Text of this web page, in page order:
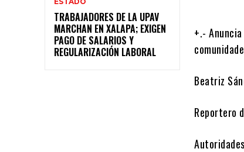
TRABAJADORES DE LA UPAV
MARCHAN EN XALAPA; EXIGEN
PAGO DE SALARIOS Y
REGULARIZACIÓN LABORAL
+.-
Beatriz
Reportero